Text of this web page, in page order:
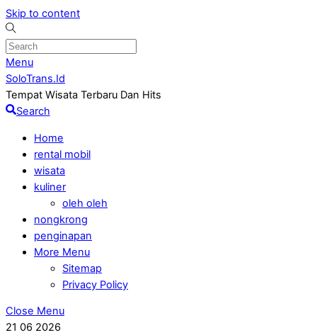
Skip to content
Menu
SoloTrans.Id
Tempat Wisata Terbaru Dan Hits
Search
Home
rental mobil
wisata
kuliner
oleh oleh
nongkrong
penginapan
More Menu
Sitemap
Privacy Policy
Close Menu
21 06 2026